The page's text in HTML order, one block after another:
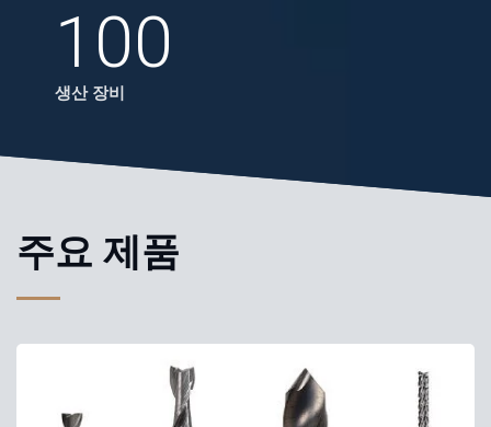
100
생산 장비
주요 제품